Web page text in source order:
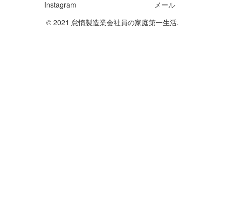
Instagram
メール
© 2021 怠惰製造業会社員の家庭第一生活.